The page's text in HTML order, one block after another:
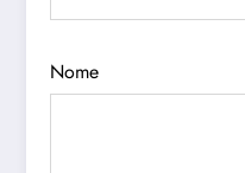
Nome